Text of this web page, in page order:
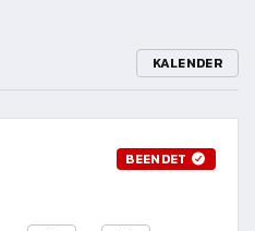
KALENDER
BEENDET